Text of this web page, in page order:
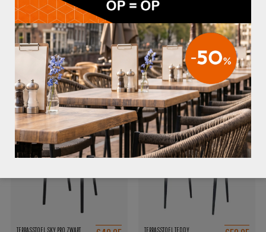
– Totale hoogte: 89 cm
– Armhoogte: 64 cm
– Zithoogte: 45 cm
– BxD: 57×61 cm
GERELATEERDE PRODUCTEN
TERRASSTOEL SKY PRO ZWART TERRASSTOEL TEDDY